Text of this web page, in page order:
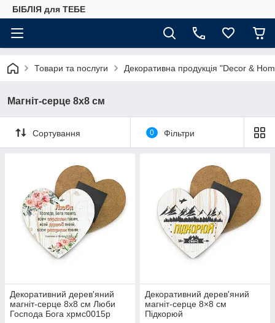
БІБЛІЯ для ТЕБЕ
Товари та послуги Декоративна продукція "Decor &
Магніт-серце 8х8 см
Сортування 0 Фільтри
Декоративний дерев'яний
магніт-серце 8х8 см Люби
Господа Бога хрмс0015р
Декоративний дерев'яний
магніт-серце 8×8 см
Підкорюй